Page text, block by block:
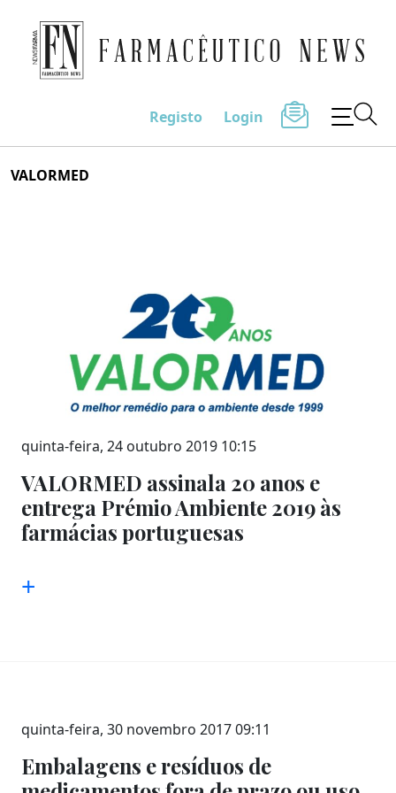
to
Farmacêutico News
Registo Login
VALORMED
quinta-feira, 24 outubro 2019 10:15
VALORMED assinala 20 anos e
entrega Prémio Ambiente 2019 às
farmácias portuguesas
+
quinta-feira, 30 novembro 2017 09:11
Embalagens e resíduos de